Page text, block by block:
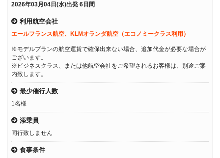
2026年03月04日(水)出発 6日間
利用航空会社
エールフランス航空、KLMオランダ航空（エコノミークラス利用）
※モデルプランの航空運賃で確保出来ない場合、追加代金が必要な場合が
ございます。
※ビジネスクラス、または他航空会社をご希望されるお客様は、別途ご案
内致します。
最少催行人数
1名様
添乗員
同行致しません
食事条件